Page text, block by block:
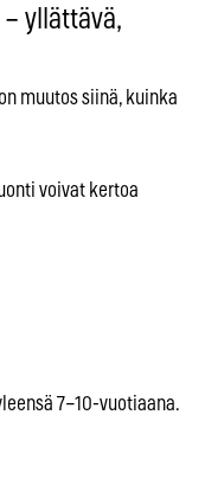
yllättävä,
muutos siinä, kuinka
voivat kertoa
7–10-vuotiaana.